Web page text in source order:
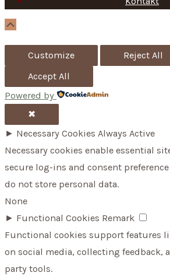
Customize
Reject All
Accept All
Powered by
✖
► Necessary Cookies Always Active
Necessary cookies enable essential
secure log-ins and consent
do not store personal data.
None
► Functional Cookies Remark
Functional cookies support features
on social media, collecting feedback,
party tools.